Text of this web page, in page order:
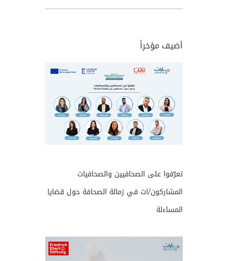
أضيف مؤخراً
تعرّفوا على الصحافيين والصحافيات
المشاركون/ات في زمالة الصحافة حول قضايا
المساءلة